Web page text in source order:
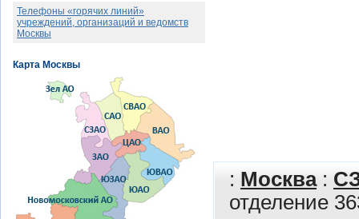
: Москва:
отделение
Телефоны «горячих линий»
учреждений, организаций и ведомств
Москвы